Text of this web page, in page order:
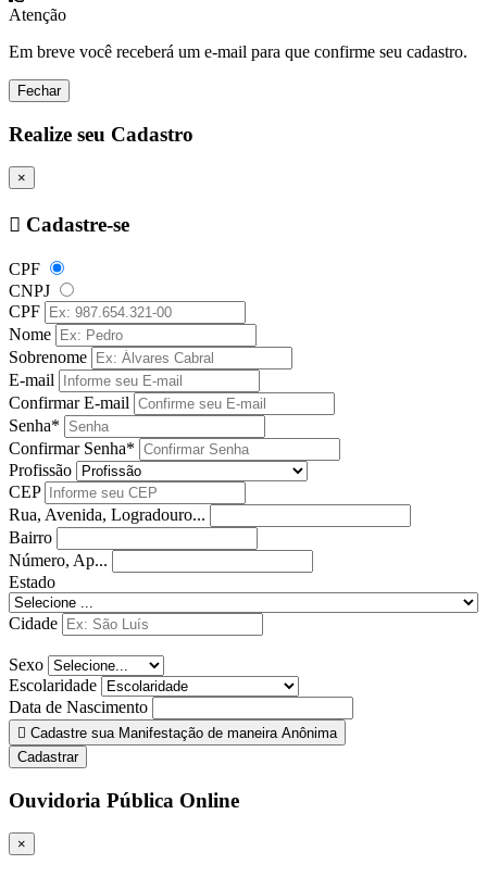
Atenção
Em breve você receberá um e-mail para que confirme seu cadastro.
Fechar
Realize seu Cadastro
×
Cadastre-se
CPF
CNPJ
CPF
Nome
Sobrenome
E-mail
Confirmar E-mail
Senha*
Confirmar Senha*
Profissão
CEP
Rua, Avenida, Logradouro...
Bairro
Número, Ap...
Estado
Cidade
Sexo
Escolaridade
Data de Nascimento
Cadastre sua Manifestação de maneira Anônima
Cadastrar
Ouvidoria Pública Online
×